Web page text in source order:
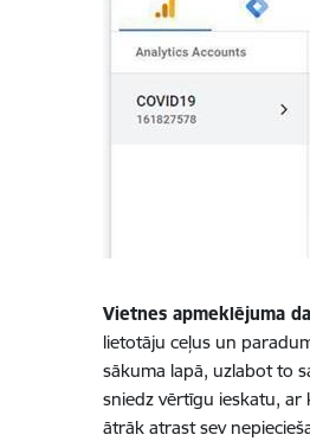
Vietnes apmeklējuma
lietotāju ceļus un
sākuma lapā, uzlabot to
sniedz vērtīgu ieskatu, ar
ātrāk atrast sev